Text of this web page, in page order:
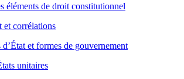
éléments de droit constitutionnel
et corrélations
d’État et formes de gouvernement
unitaires